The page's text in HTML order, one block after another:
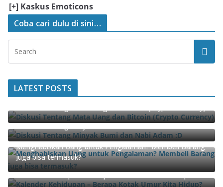
[+] Kaskus Emoticons
Coba cari dulu di sini…
LATEST POSTS
Pertanian Potensial di Sumatra
Diskusi Tentang Minyak Bumi dan Nabi Adam :D
Menghabiskan Uang untuk Pengalaman? Membeli Barang
juga bisa termasuk?
Kalender Kehidupan – Berapa Kotak Umur Kita Hidup?